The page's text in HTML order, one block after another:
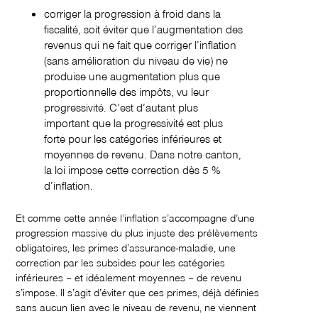
corriger la progression à froid dans la
fiscalité, soit éviter que l’augmentation des
revenus qui ne fait que corriger l’inflation
(sans amélioration du niveau de vie) ne
produise une augmentation plus que
proportionnelle des impôts, vu leur
progressivité. C’est d’autant plus
important que la progressivité est plus
forte pour les catégories inférieures et
moyennes de revenu. Dans notre canton,
la loi impose cette correction dès 5 %
d’inflation.
Et comme cette année l’inflation s’accompagne d’une
progression massive du plus injuste des prélèvements
obligatoires, les primes d’assurance-maladie, une
correction par les subsides pour les catégories
inférieures – et idéalement moyennes – de revenu
s’impose. Il s’agit d’éviter que ces primes, déjà définies
sans aucun lien avec le niveau de revenu, ne viennent